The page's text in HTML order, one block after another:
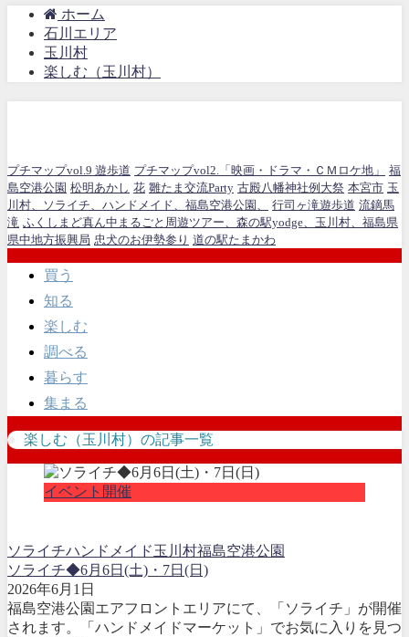
ホーム
石川エリア
玉川村
楽しむ（玉川村）
プチマップvol.9 遊歩道 プチマップvol2.「映画・ドラマ・ＣＭロケ地」
福
島空港公園 松明あかし 花 雛たま交流Party 古殿八幡神社例大祭 本宮市 玉
川村、ソライチ、ハンドメイド、福島空港公園、
行司ヶ滝遊歩道 流鏑馬
滝 ふくしまど真ん中まるごと周遊ツアー、森の駅yodge、玉川村、福島県
県中地方振興局 忠犬のお伊勢参り 道の駅たまかわ
買う
知る
楽しむ
調べる
暮らす
集まる
楽しむ（玉川村）の記事一覧
イベント開催
ソライチハンドメイド玉川村福島空港公園
ソライチ◆6月6日(土)・7日(日)
2026年6月1日
福島空港公園エアフロントエリアにて、「ソライチ」が開催
されます。「ハンドメイドマーケット」でお気に入りを見つ